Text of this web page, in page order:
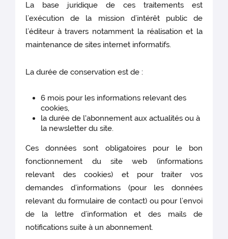
La base juridique de ces traitements est
l’exécution de la mission d’intérêt public de
l’éditeur à travers notamment la réalisation et la
maintenance de sites internet informatifs.
La durée de conservation est de :
6 mois pour les informations relevant des
cookies,
la durée de l'abonnement aux actualités ou à
la newsletter du site.
Ces données sont obligatoires pour le bon
fonctionnement du site web (informations
relevant des cookies)
et pour traiter vos
demandes d’informations (pour les données
relevant du formulaire de contact) ou pour l’envoi
de la lettre d’information et des mails de
notifications suite à un abonnement.